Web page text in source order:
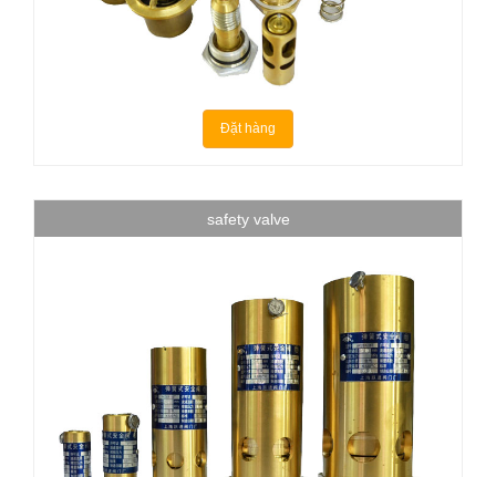
Đặt hàng
safety valve